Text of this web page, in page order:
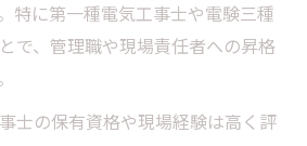
特に第一種電気工事士や電験三種
で、管理職や現場責任者への昇格
士の保有資格や現場経験は高く評